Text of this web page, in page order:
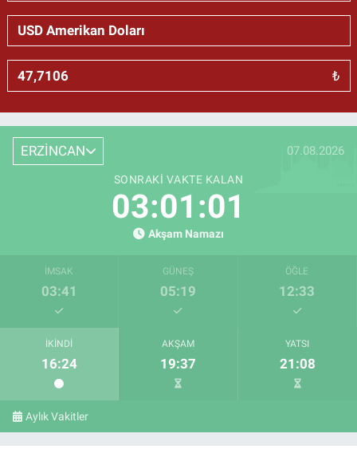
₺
ERZİNCAN 07.08.2026
SONRAKI VAKTE KALAN
03:01:00
Akşam Namazı
İMSAK
03:41
GÜNEŞ
05:19
ÖĞLE
12:33
İKINDI
16:24
AKŞAM
19:37
YATSI
21:08
Aylık Vakitler